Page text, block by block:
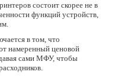
состоит скорее не в
функций устройств,
в том, что
намеренный ценовой
сами МФУ, чтобы